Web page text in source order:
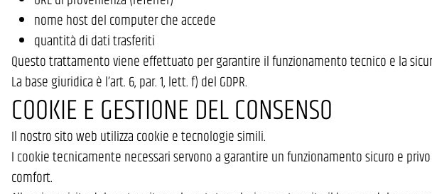
nome host del computer che accede
quantità di dati trasferiti
Questo trattamento viene effettuato per garantire il funzionamento tecnico e la
La base giuridica è l’art. 6, par. 1, lett. f) del GDPR.
COOKIE E GESTIONE DEL CONSENSO
Il nostro sito web utilizza cookie e tecnologie simili.
I cookie tecnicamente necessari servono a garantire un funzionamento sicuro e
comfort.